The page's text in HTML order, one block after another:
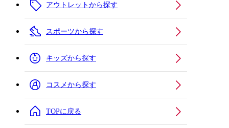
アウトレットから探す
スポーツから探す
キッズから探す
コスメから探す
TOPに戻る